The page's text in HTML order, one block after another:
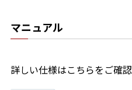
マニュアル
詳しい仕様はこちらをご確認